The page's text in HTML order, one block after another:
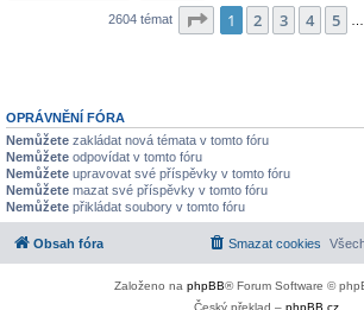
2604 témat Stránka z 27
1 2 3 4 5
OPRÁVNĚNÍ FÓRA
Nemůžete zakládat nová témata v tomto fóru
Nemůžete odpovídat v tomto fóru
Nemůžete upravovat své příspěvky v tomto fóru
Nemůžete mazat své příspěvky v tomto fóru
Nemůžete přikládat soubory v tomto fóru
Obsah fóra Smazat cookies
Založeno na phpBB® Forum Software ©
Český překlad – phpBB.cz